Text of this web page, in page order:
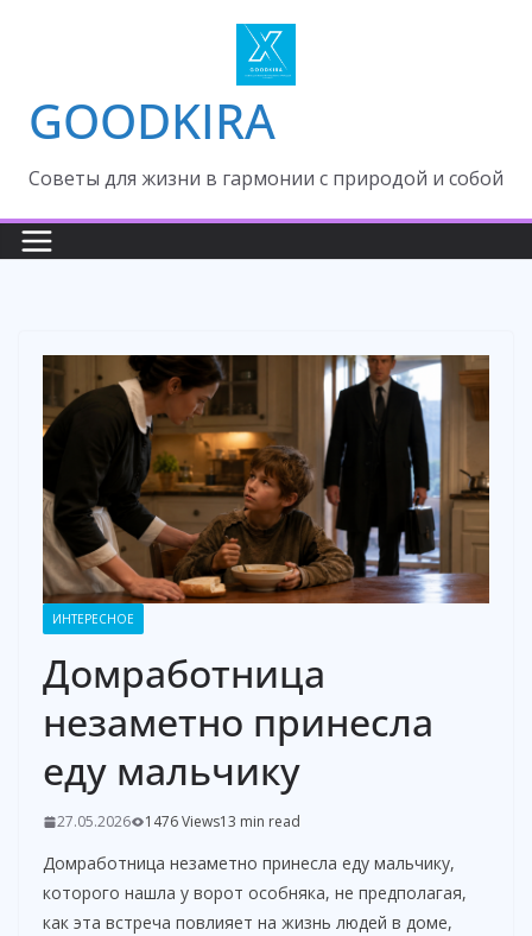
GOODKIRA
Cоветы для жизни в гармонии с природой и собой
ИНТЕРЕСНОЕ
Домработница
незаметно принесла
еду мальчику
27.05.2026 1476 Views13 min read
Домработница незаметно принесла еду мальчику,
которого нашла у ворот особняка, не предполагая,
как эта встреча повлияет на жизнь людей в доме,